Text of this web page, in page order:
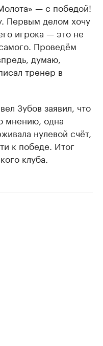
— с победой!
Первым делом хочу
игрока — это не
Проведём
думаю,
тренер в
Зубов заявил, что
мнению, одна
нулевой счёт,
к победе. Итог
клуба.